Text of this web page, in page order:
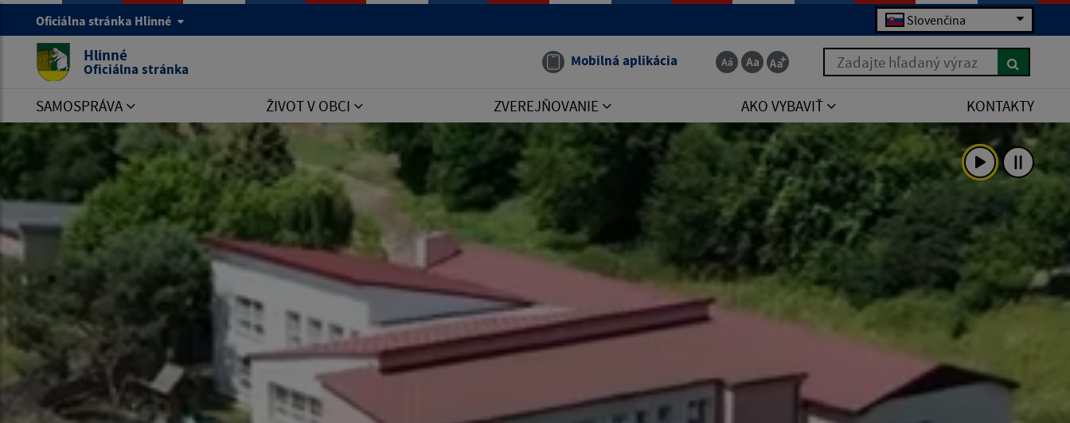
Oficiálna stránka Hlinné Slovenčina
Hlinné
Oficiálna stránka Mobilná aplikácia Zadajte hľadaný výraz
SAMOSPRÁVA ŽIVOT V OBCI ZVEREJŇOVANIE AKO VYBAVIŤ KONTAKTY